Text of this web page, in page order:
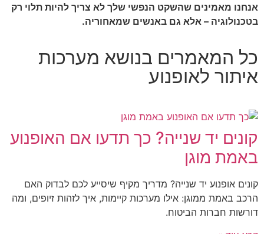
אנחנו מאמינים שהשקט הנפשי שלך לא צריך להיות תלוי רק
בטכנולוגיה – אלא גם באנשים שמאחוריה.
כל המאמרים בנושא מערכות
איתור לאופנוע
קונים יד שנייה? כך תדעו אם האופנוע
באמת מוגן
קונים אופנוע יד שנייה? מדריך מקיף שיסייע לכם לבדוק האם
הרכב באמת ממוגן: אילו מערכות קיימות, איך לזהות זיופים, ומה
דורשות חברות הביטוח.